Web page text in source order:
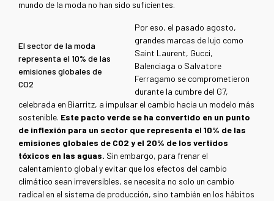
mundo de la moda no han sido suficientes.
El sector de la moda
representa el 10% de las
emisiones globales de
CO2
Por eso, el pasado agosto,
grandes marcas de lujo como
Saint Laurent, Gucci,
Balenciaga o Salvatore
Ferragamo se comprometieron
durante la cumbre del G7,
celebrada en Biarritz, a impulsar el cambio hacia un modelo más
sostenible. Este pacto verde se ha convertido en un punto
de inflexión para un sector que representa el 10% de las
emisiones globales de CO2 y el 20% de los vertidos
tóxicos en las aguas. Sin embargo, para frenar el
calentamiento global y evitar que los efectos del cambio
climático sean irreversibles, se necesita no solo un cambio
radical en el sistema de producción, sino también en los hábitos